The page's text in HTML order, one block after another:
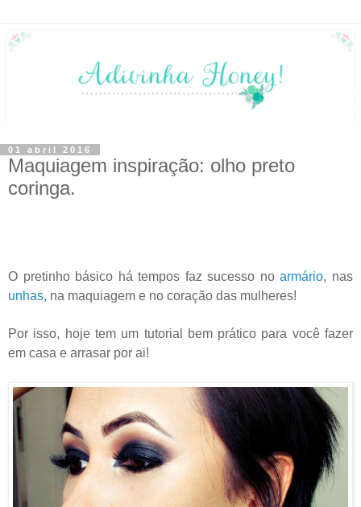
01 abril 2016
Maquiagem inspiração: olho preto
coringa.
O pretinho básico há tempos faz sucesso noarmário, nas
unhas, na maquiagem e no coração das mulheres!
Por isso, hoje tem um tutorial bem prático para você fazer
em casa e arrasar por ai!